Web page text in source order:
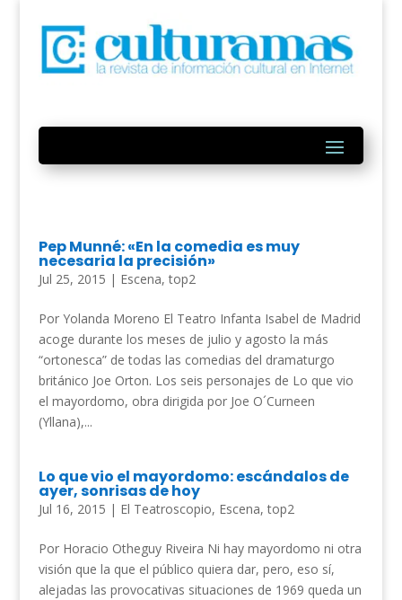
Pep Munné: «En la comedia es muy
necesaria la precisión»
Jul 25, 2015 | Escena,top2
Por Yolanda Moreno El Teatro Infanta Isabel de Madrid
acoge durante los meses de julio y agosto la más
“ortonesca” de todas las comedias del dramaturgo
británico Joe Orton. Los seis personajes de Lo que vio
el mayordomo, obra dirigida por Joe O´Curneen
(Yllana),...
Lo que vio el mayordomo: escándalos de
ayer, sonrisas de hoy
Jul 16, 2015 | El Teatroscopio, Escena,top2
Por Horacio Otheguy Riveira Ni hay mayordomo ni otra
visión que la que el público quiera dar, pero, eso sí,
alejadas las provocativas situaciones de 1969 queda un